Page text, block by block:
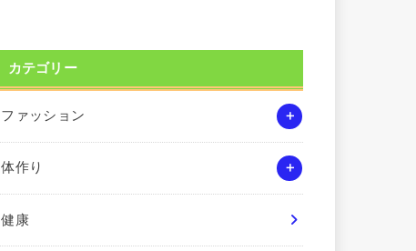
カテゴリー
ファッション
体作り
健康